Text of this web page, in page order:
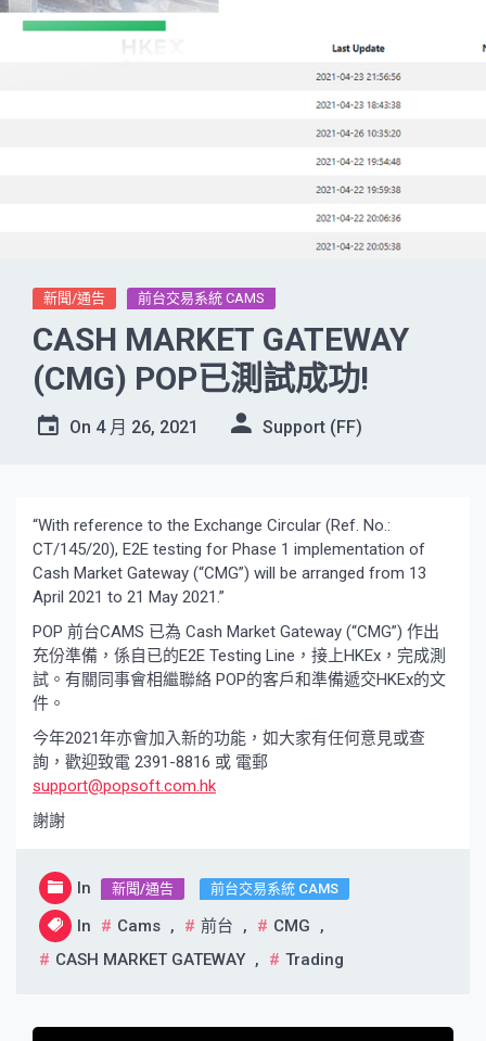
新聞/通告 前台交易系統 CAMS
CASH MARKET GATEWAY
(CMG) POP已測試成功!
On 4 月 26, 2021 Support (FF)
“With reference to the Exchange Circular (Ref. No.:
CT/145/20), E2E testing for Phase 1 implementation of
Cash Market Gateway (“CMG”) will be arranged from 13
April 2021 to 21 May 2021.”
POP 前台CAMS 已為 Cash Market Gateway (“CMG”) 作出
充份準備，係自已的E2E Testing Line，接上HKEx，完成測
試。有關同事會相繼聯絡 POP的客戶和準備遞交HKEx的文
件。
今年2021年亦會加入新的功能，如大家有任何意見或查
詢，歡迎致電 2391-8816 或 電郵
support@popsoft.com.hk
謝謝
In 新聞/通告 前台交易系統 CAMS
In Cams , 前台 , CMG
,
CASH MARKET GATEWAY , Trading
文